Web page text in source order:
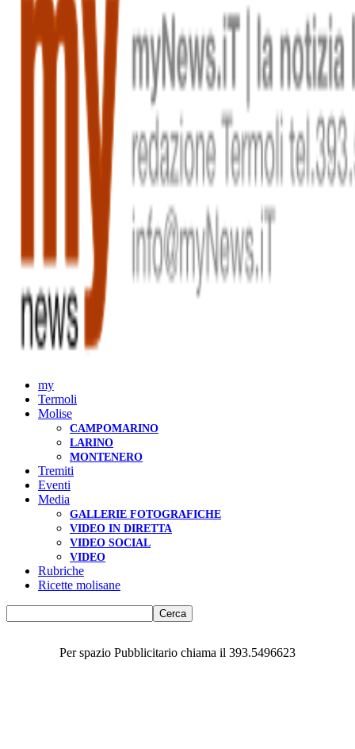
my
Termoli
Molise
CAMPOMARINO
LARINO
MONTENERO
Tremiti
Eventi
Media
GALLERIE FOTOGRAFICHE
VIDEO IN DIRETTA
VIDEO SOCIAL
VIDEO
Rubriche
Ricette molisane
Per spazio Pubblicitario chiama il 393.5496623